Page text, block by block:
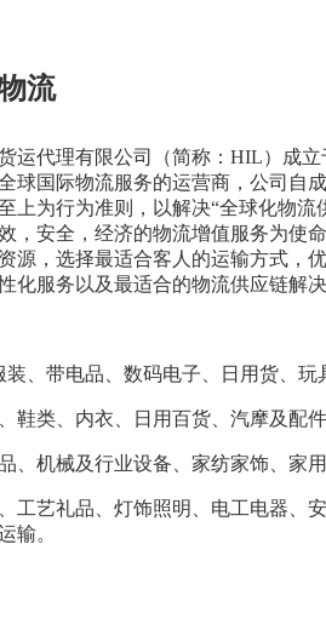
流
运代理有限公司（简称：HIL）成立
球国际物流服务的运营商，公司自
上为行为准则，以解决“全球化物流
，安全，经济的物流增值服务为使
源，选择最适合客人的运输方式，
化服务以及最适合的物流供应链解
装、带电品、数码电子、日用货、玩
鞋类、内衣、日用百货、汽摩及配
、机械及行业设备、家纺家饰、家
工艺礼品、灯饰照明、电工电器、
输。